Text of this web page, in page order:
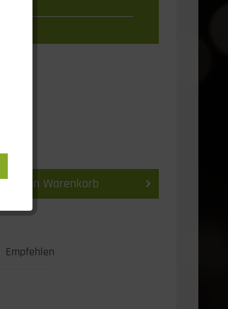
In den Warenkorb
Empfehlen